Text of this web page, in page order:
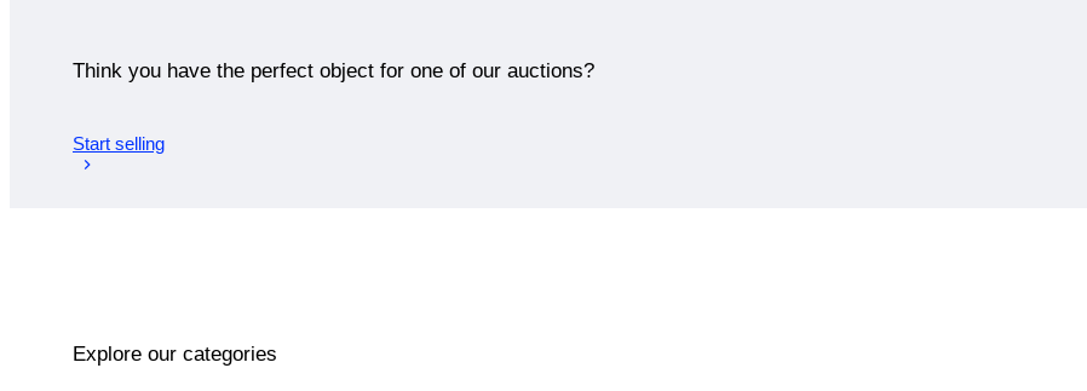
Think you have the perfect object for one of our auctions?
Start selling
Explore our categories